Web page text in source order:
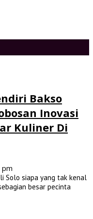
Bakso
Inovasi
Kuliner Di
Solo siapa yang tak kenal
besar pecinta